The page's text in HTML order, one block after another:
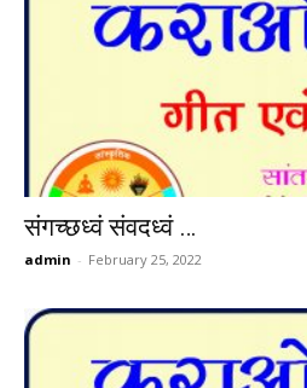
संगच्छध्वं संवदध्वं …
admin - February 25, 2022